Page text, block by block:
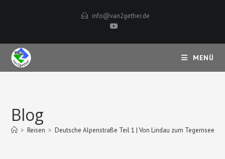
info@van2gether.de
MENÜ
Blog
> Reisen > Deutsche Alpenstraße Teil 1 | Von Lindau zum Tegernsee